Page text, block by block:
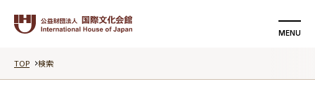
MENU
TOP 検索